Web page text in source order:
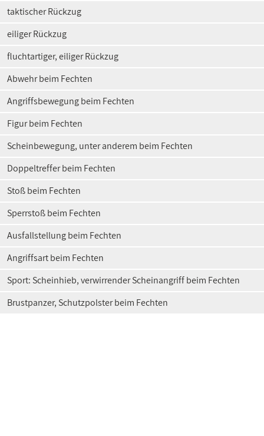
taktischer Rückzug
eiliger Rückzug
fluchtartiger, eiliger Rückzug
Abwehr beim Fechten
Angriffsbewegung beim Fechten
Figur beim Fechten
Scheinbewegung, unter anderem beim Fechten
Doppeltreffer beim Fechten
Stoß beim Fechten
Sperrstoß beim Fechten
Ausfallstellung beim Fechten
Angriffsart beim Fechten
Sport: Scheinhieb, verwirrender Scheinangriff beim Fechten
Brustpanzer, Schutzpolster beim Fechten